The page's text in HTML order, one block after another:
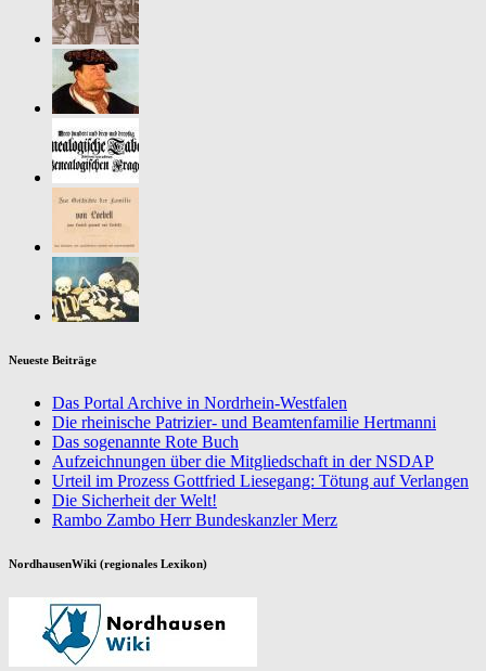
Neueste Beiträge
Das Portal Archive in Nordrhein-Westfalen
Die rheinische Patrizier- und Beamtenfamilie Hertmanni
Das sogenannte Rote Buch
Aufzeichnungen über die Mitgliedschaft in der NSDAP
Urteil im Prozess Gottfried Liesegang: Tötung auf Verlangen
Die Sicherheit der Welt!
Rambo Zambo Herr Bundeskanzler Merz
NordhausenWiki (regionales Lexikon)